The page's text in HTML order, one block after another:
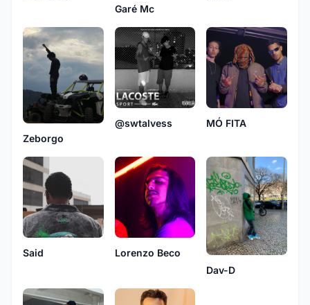
Garé Mc
Zeborgo
@swtalvess MÓ FITA
Said
Lorenzo Beco
Dav-D